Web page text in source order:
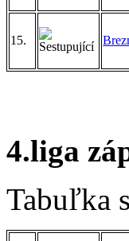
15.
4.liga
Tabuľka